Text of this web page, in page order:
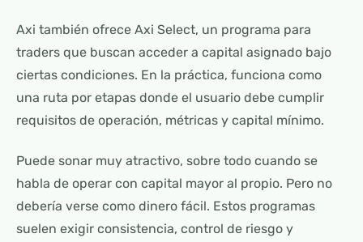
Axi también ofrece Axi Select, un programa para
traders que buscan acceder a capital asignado bajo
ciertas condiciones. En la práctica, funciona como
una ruta por etapas donde el usuario debe cumplir
requisitos de operación, métricas y capital mínimo.
Puede sonar muy atractivo, sobre todo cuando se
habla de operar con capital mayor al propio. Pero no
debería verse como dinero fácil. Estos programas
suelen exigir consistencia, control de riesgo y